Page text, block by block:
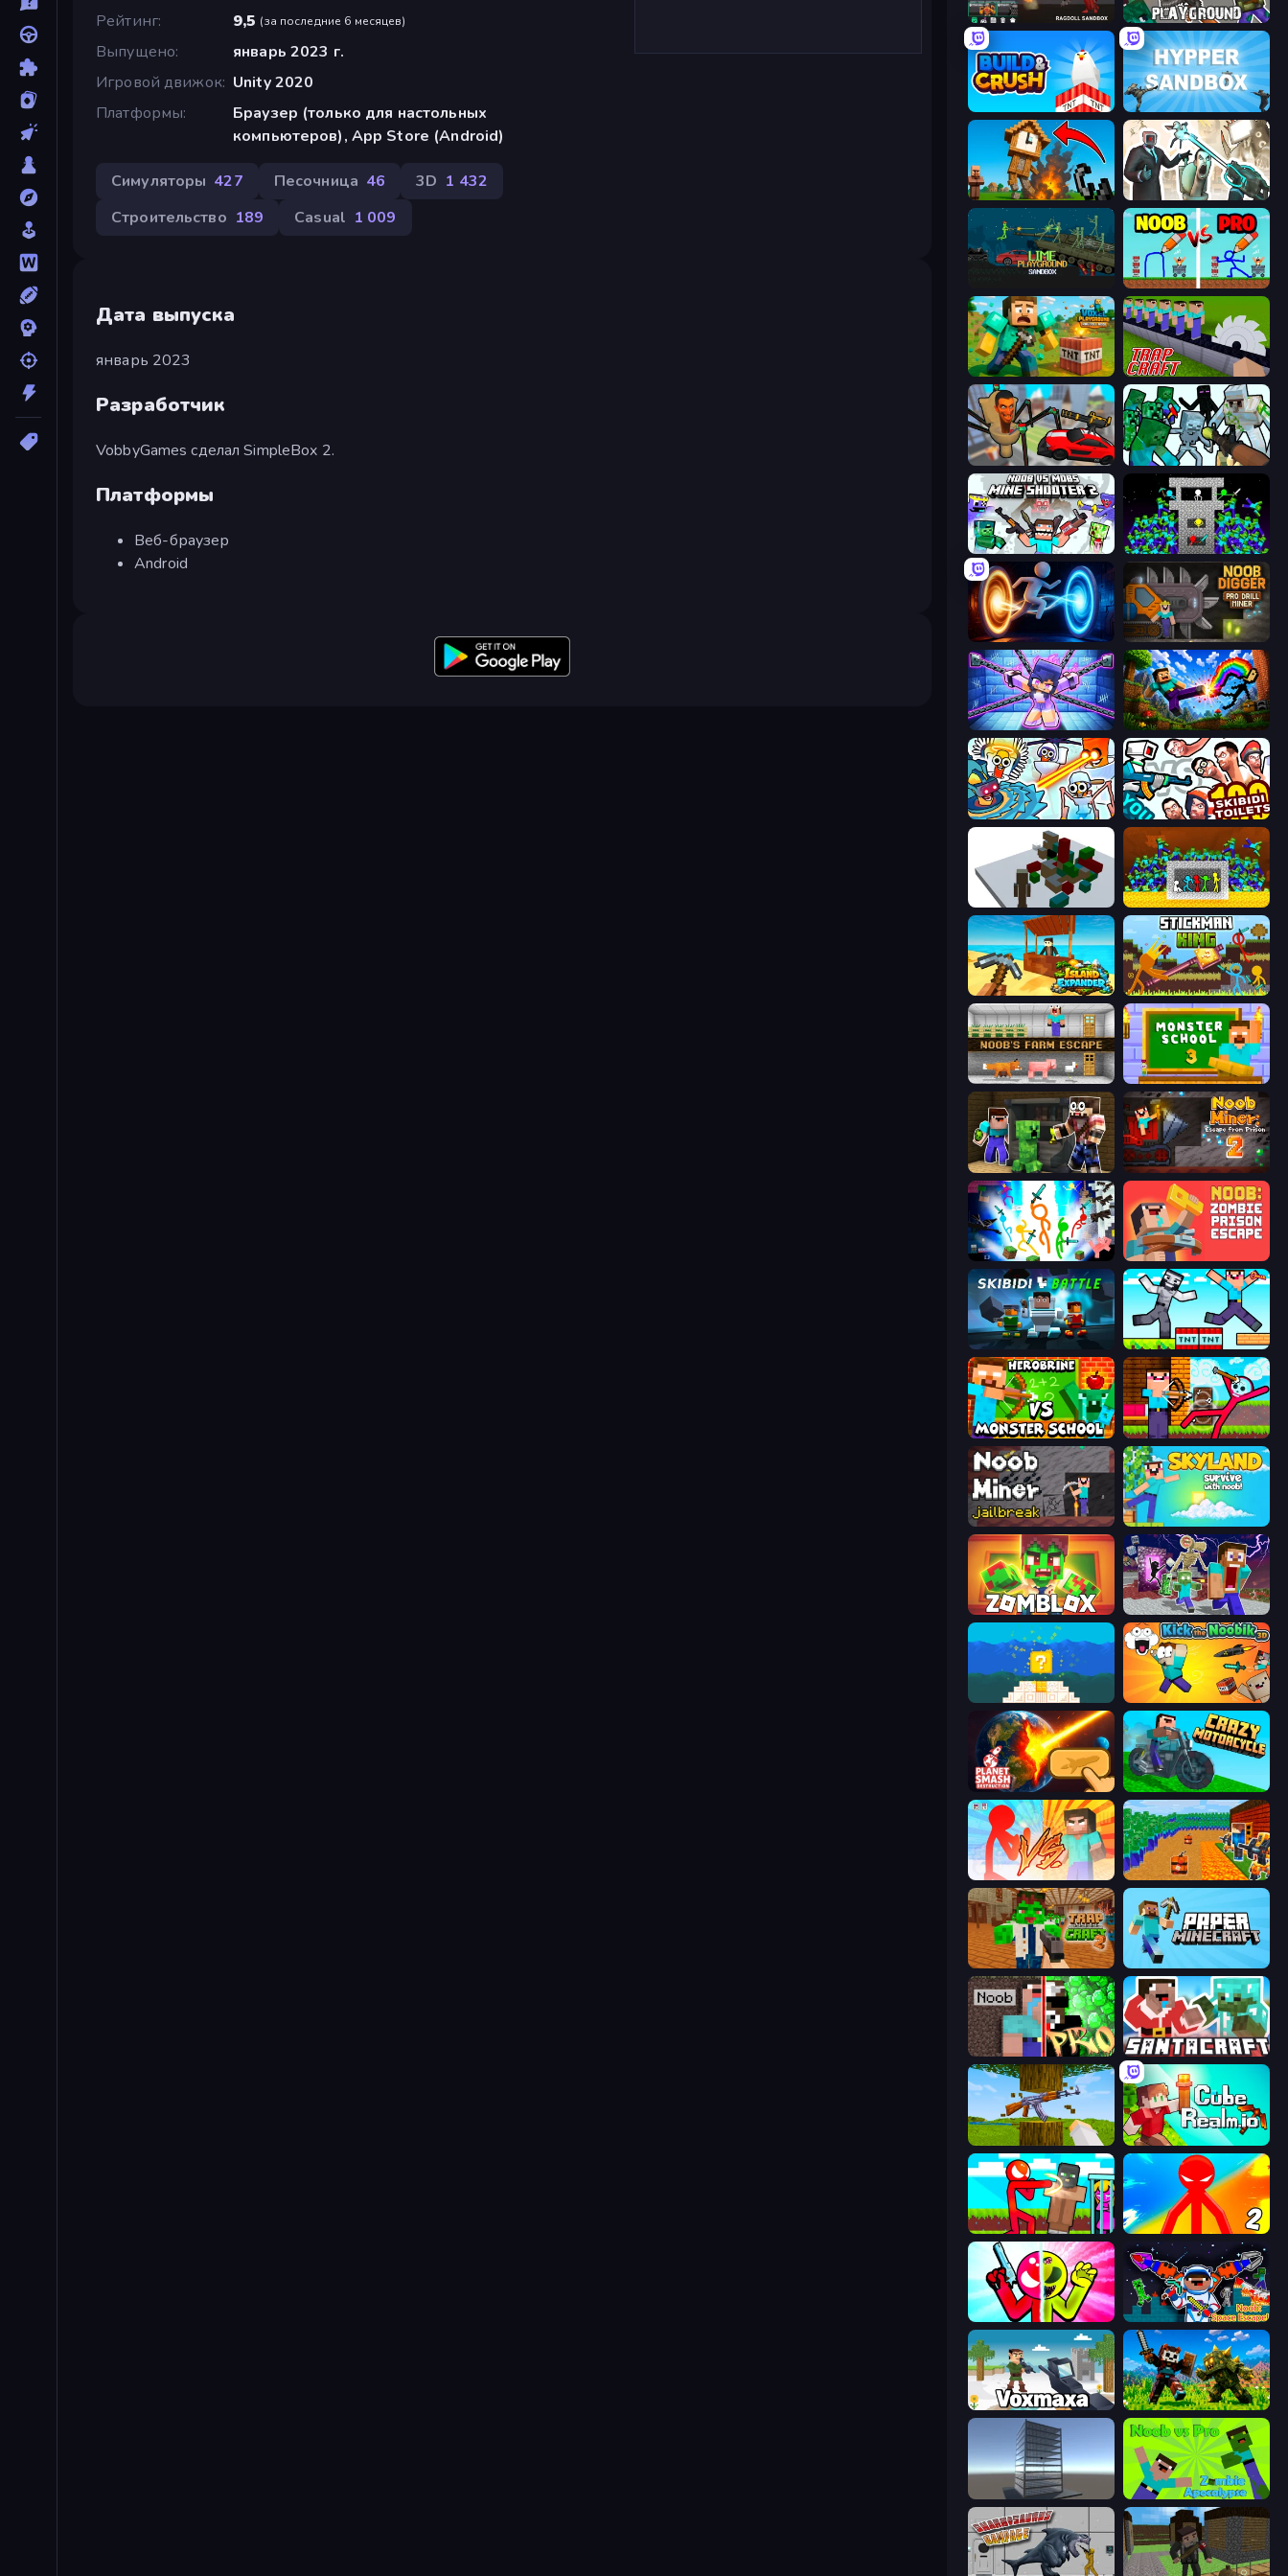
Рейтинг
9,5 (за последние 6 месяцев)
Выпущено
январь 2023 г.
Игровой движок Unity 2020
Платформы
Браузер (только для настольных
компьютеров), App Store (Android)
Симуляторы 427 Песочница 46 3D 1 432
Строительство 189 Casual 1 009
Дата выпуска
январь 2023
Разработчик
VobbyGames сделал SimpleBox 2.
Платформы
Веб-браузер
Android
Last Play: Ragdoll Sandbox Playground
Build and Crush Hypper Sandbox
Noob Fuse Skibidi Toilets: Infection
DOP Noob: Draw to Save
Voxel Playground: Ragdoll Noob Trap Craft
Cars vs Skibidi Toilet
Mine Shooter 2: Noob vs Mobs Stick Epic Fighter
Portal Escape Noob Digger: Pro Drill Miner
Mini Mine Noob: Wall Crusher
Toilets Worms Shooter You vs 100 Skibidi Toilets
Craft Destroy Stick Fighter vs Zombies
Island Expander Stickman King
Noob's Farm Escape Monster School 3
Noob Trolls Pro Noob Miner 2: Escape From Prison
Stickman Epic
Skibidi Battle Noob Gigachad: Parkour Tricks Challenge
Herobrine vs Monster School Noob Archer vs Stickman Zombie
Noob Miner: Escape From Prison Skyland Survive With Noob!
Zomblox Monster School Herobrine Siren Head
Kick the Noobik 3D
Planet Smash Destruction Crazy Motorcycle
Red Stickman vs Monster School Noob Tower Defense
Trap Craft 2 Paper Minecraft
Noob vs Pro: Challenge SantaCraft
Mine Shooter 3D CubeRealm.io
Stickman vs Villager: Save the Girl Red Stickman vs Monster School 2
Stickman Zombie vs Stickman Hero Noob: Space Escape!
Voxmaxa CraftSlayer: Apocalypse
Craft 3D Noob vs Pro: Zombie Apocalypse